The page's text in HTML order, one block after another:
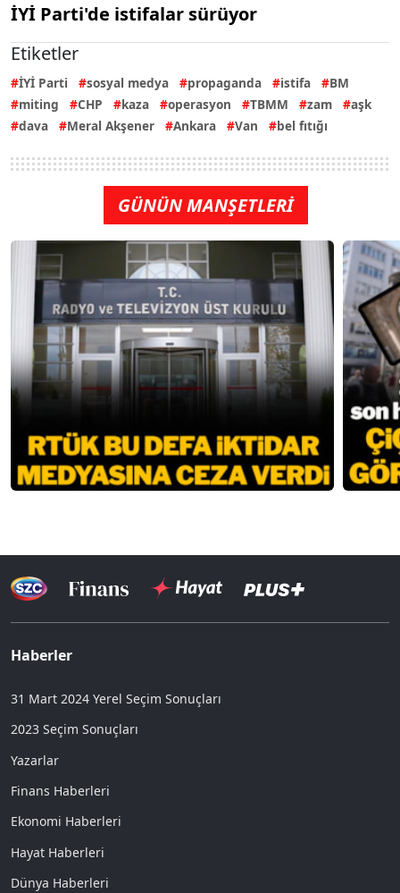
İYİ Parti'de istifalar sürüyor
Etiketler
İYİ Parti sosyal medya propaganda istifa
BM
miting
CHP kaza operasyon TBMM zam
aşk
dava
Meral Akşener Ankara Van bel fıtığı
GÜNÜN MANŞETLERİ
Haberler
31 Mart 2024 Yerel Seçim Sonuçları
2023 Seçim Sonuçları
Yazarlar
Finans Haberleri
Ekonomi Haberleri
Hayat Haberleri
Dünya Haberleri